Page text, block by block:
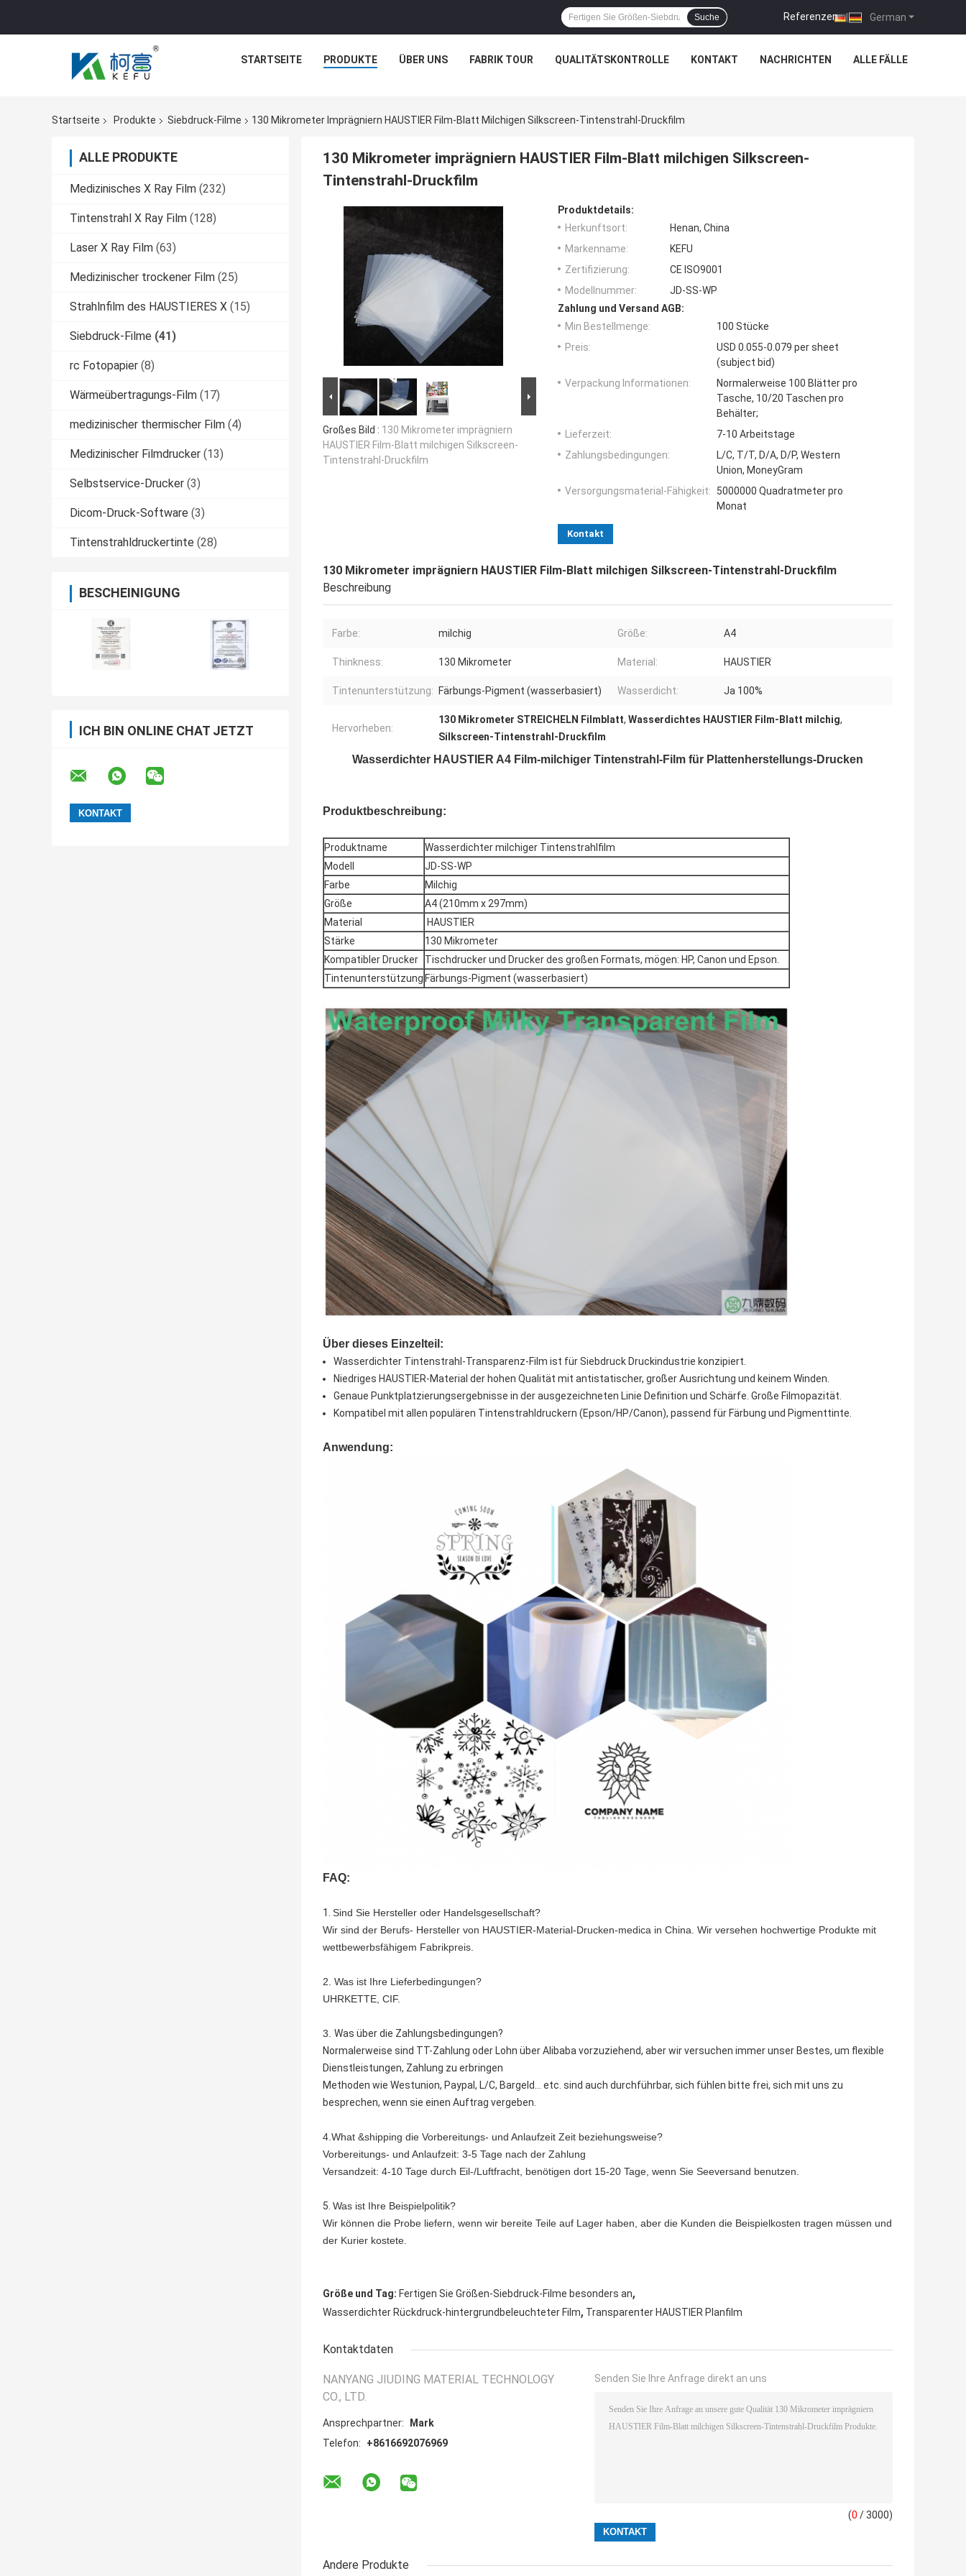
German
Referenzen |
Suche
STARTSEITE PRODUKTE ÜBER UNS FABRIK TOUR QUALITÄTSKONTROLLE KONTAKT NACHRICHTEN ALLE FÄLLE
Startseite Produkte Siebdruck-Filme 130 Mikrometer Imprägniern HAUSTIER Film-Blatt Milchigen Silkscreen-Tintenstrahl-Druckfilm
ALLE PRODUKTE
Medizinisches X Ray Film (232)
Tintenstrahl X Ray Film (128)
Laser X Ray Film (63)
Medizinischer trockener Film (25)
Strahlnfilm des HAUSTIERES X (15)
Siebdruck-Filme (41)
rc Fotopapier (8)
Wärmeübertragungs-Film (17)
medizinischer thermischer Film (4)
Medizinischer Filmdrucker (13)
Selbstservice-Drucker (3)
Dicom-Druck-Software (3)
Tintenstrahldruckertinte (28)
BESCHEINIGUNG
ICH BIN ONLINE CHAT JETZT
130 Mikrometer imprägniern HAUSTIER Film-Blatt milchigen Silkscreen-
Tintenstrahl-Druckfilm
Großes Bild : 130 Mikrometer imprägniern
HAUSTIER Film-Blatt milchigen Silkscreen-
Tintenstrahl-Druckfilm
Produktdetails:
Herkunftsort:
Henan, China
Markenname:
KEFU
Zertifizierung:
CE ISO9001
Modellnummer:
JD-SS-WP
Zahlung und Versand AGB:
Min Bestellmenge:
100 Stücke
Preis:
USD 0.055-0.079 per sheet
(subject bid)
Verpackung Informationen:
Normalerweise 100 Blätter pro
Tasche, 10/20 Taschen pro
Behälter;
Lieferzeit:
7-10 Arbeitstage
Zahlungsbedingungen:
L/C, T/T, D/A, D/P, Western
Union, MoneyGram
Versorgungsmaterial-Fähigkeit:
5000000 Quadratmeter pro
Monat
Kontakt
130 Mikrometer imprägniern HAUSTIER Film-Blatt milchigen Silkscreen-Tintenstrahl-Druckfilm
Beschreibung
Farbe: milchig Größe: A4
Thinkness: 130 Mikrometer Material: HAUSTIER
Tintenunterstützung: Färbungs-Pigment (wasserbasiert) Wasserdicht: Ja 100%
Hervorheben:
130 Mikrometer STREICHELN Filmblatt, Wasserdichtes HAUSTIER Film-Blatt milchig,
Silkscreen-Tintenstrahl-Druckfilm
Wasserdichter HAUSTIER A4 Film-milchiger Tintenstrahl-Film für Plattenherstellungs-Drucken
Produktbeschreibung:
Produktname
Wasserdichter milchiger Tintenstrahlfilm
Modell
JD-SS-WP
Farbe
Milchig
Größe
A4 (210mm x 297mm)
Material
HAUSTIER
Stärke
130 Mikrometer
Kompatibler Drucker
Tischdrucker und Drucker des großen Formats, mögen: HP, Canon und Epson.
Tintenunterstützung Färbungs-Pigment (wasserbasiert)
Über dieses Einzelteil:
Wasserdichter Tintenstrahl-Transparenz-Film ist für Siebdruck Druckindustrie konzipiert.
Niedriges HAUSTIER-Material der hohen Qualität mit antistatischer, großer Ausrichtung und keinem Winden.
Genaue Punktplatzierungsergebnisse in der ausgezeichneten Linie Definition und Schärfe. Große Filmopazität.
Kompatibel mit allen populären Tintenstrahldruckern (Epson/HP/Canon), passend für Färbung und Pigmenttinte.
Anwendung:
FAQ:
1. Sind Sie Hersteller oder Handelsgesellschaft?
Wir sind der Berufs- Hersteller von HAUSTIER-Material-Drucken-medica in China. Wir versehen hochwertige Produkte mit
wettbewerbsfähigem Fabrikpreis.
2. Was ist Ihre Lieferbedingungen?
UHRKETTE, CIF.
3. Was über die Zahlungsbedingungen?
Normalerweise sind TT-Zahlung oder Lohn über Alibaba vorzuziehend, aber wir versuchen immer unser Bestes, um flexible
Dienstleistungen, Zahlung zu erbringen
Methoden wie Westunion, Paypal, L/C, Bargeld… etc. sind auch durchführbar, sich fühlen bitte frei, sich mit uns zu
besprechen, wenn sie einen Auftrag vergeben.
4.What &shipping die Vorbereitungs- und Anlaufzeit Zeit beziehungsweise?
Vorbereitungs- und Anlaufzeit: 3-5 Tage nach der Zahlung
Versandzeit: 4-10 Tage durch Eil-/Luftfracht, benötigen dort 15-20 Tage, wenn Sie Seeversand benutzen.
5. Was ist Ihre Beispielpolitik?
Wir können die Probe liefern, wenn wir bereite Teile auf Lager haben, aber die Kunden die Beispielkosten tragen müssen und
der Kurier kostete.
Größe und Tag: Fertigen Sie Größen-Siebdruck-Filme besonders an,
Wasserdichter Rückdruck-hintergrundbeleuchteter Film, Transparenter HAUSTIER Planfilm
Kontaktdaten
NANYANG JIUDING MATERIAL TECHNOLOGY
CO., LTD.
Ansprechpartner:
Mark
Telefon:
+8616692076969
Senden Sie Ihre Anfrage direkt an uns
(0 / 3000)
Andere Produkte